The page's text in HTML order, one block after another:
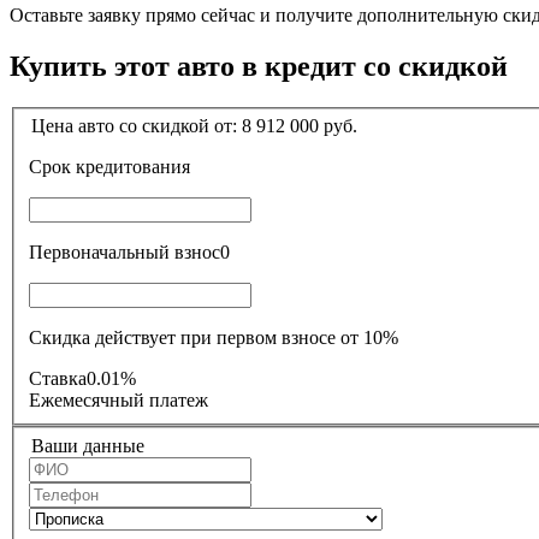
Оставьте заявку прямо сейчас и получите дополнительную
Купить этот авто в кредит со скидкой
Цена авто со скидкой от: 8 912 000 руб.
Срок кредитования
Первоначальный взнос0
Скидка действует при первом взносе от 10%
Ставка0.01%
Ежемесячный платеж
Ваши данные